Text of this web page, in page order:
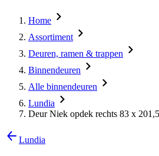
Home
Assortiment
Deuren, ramen & trappen
Binnendeuren
Alle binnendeuren
Lundia
Deur Niek opdek rechts 83 x
Lundia